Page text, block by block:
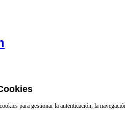
para gestionar la autenticación, la